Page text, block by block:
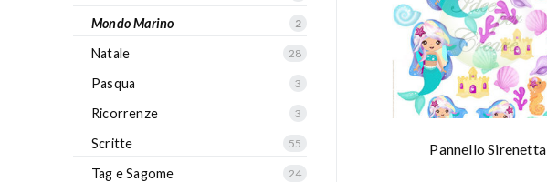
Pannello Sirenetta
Mondo Marino
2
Natale 28
Pasqua 3
Ricorrenze 3
Scritte 55
Tag e Sagome 24